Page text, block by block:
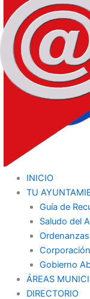
INICIO
TU
Guía de
Saludo del
Gobierno
ÁREAS
DIRECTORIO